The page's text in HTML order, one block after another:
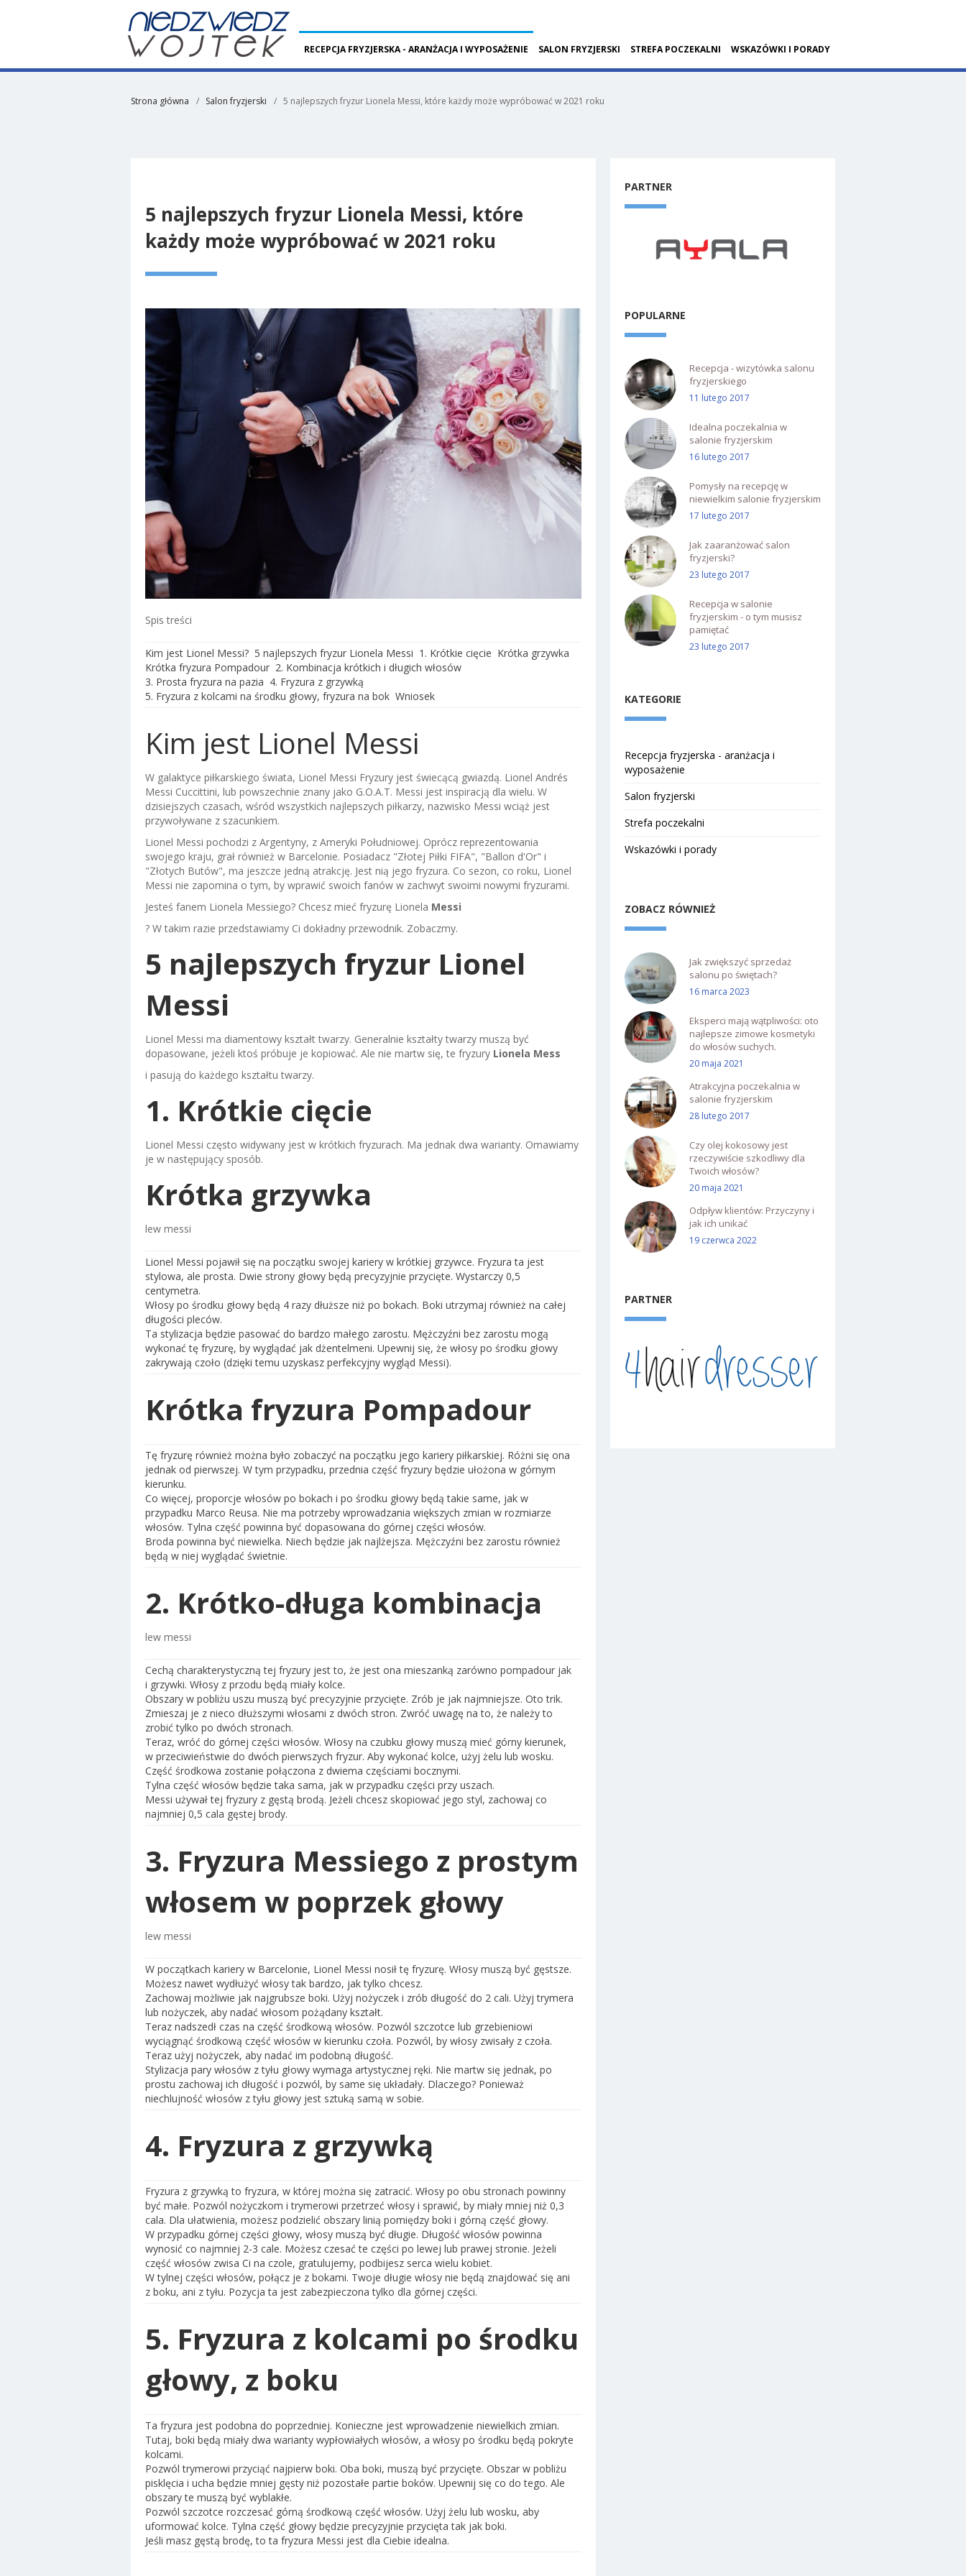
RECEPCJA FRYZJERSKA - ARANŻACJA I WYPOSAŻENIE SALON FRYZJERSKI STREFA POCZEKALNI WSKAZÓWKI I PORADY
Strona główna Salon fryzjerski 5 najlepszych fryzur Lionela Messi, które każdy może wypróbować w 2021 roku
5 najlepszych fryzur Lionela Messi, które
każdy może wypróbować w 2021 roku
Spis treści
Kim jest Lionel Messi? 5 najlepszych fryzur Lionela Messi 1. Krótkie cięcie Krótka grzywka
Krótka fryzura Pompadour 2. Kombinacja krótkich i długich włosów
3. Prosta fryzura na pazia 4. Fryzura z grzywką
5. Fryzura z kolcami na środku głowy, fryzura na bok Wniosek
Kim jest Lionel Messi
W galaktyce piłkarskiego świata, Lionel Messi Fryzury jest świecącą gwiazdą. Lionel Andrés
Messi Cuccittini, lub powszechnie znany jako G.O.A.T. Messi jest inspiracją dla wielu. W
dzisiejszych czasach, wśród wszystkich najlepszych piłkarzy, nazwisko Messi wciąż jest
przywoływane z szacunkiem.
Lionel Messi pochodzi z Argentyny, z Ameryki Południowej. Oprócz reprezentowania
swojego kraju, grał również w Barcelonie. Posiadacz "Złotej Piłki FIFA", "Ballon d'Or" i
"Złotych Butów", ma jeszcze jedną atrakcję. Jest nią jego fryzura. Co sezon, co roku, Lionel
Messi nie zapomina o tym, by wprawić swoich fanów w zachwyt swoimi nowymi fryzurami.
Jesteś fanem Lionela Messiego? Chcesz mieć fryzurę Lionela Messi
? W takim razie przedstawiamy Ci dokładny przewodnik. Zobaczmy.
5 najlepszych fryzur Lionel
Messi
Lionel Messi ma diamentowy kształt twarzy. Generalnie kształty twarzy muszą być
dopasowane, jeżeli ktoś próbuje je kopiować. Ale nie martw się, te fryzury Lionela Mess
i pasują do każdego kształtu twarzy.
1. Krótkie cięcie
Lionel Messi często widywany jest w krótkich fryzurach. Ma jednak dwa warianty. Omawiamy
je w następujący sposób.
Krótka grzywka
lew messi
Lionel Messi pojawił się na początku swojej kariery w krótkiej grzywce. Fryzura ta jest
stylowa, ale prosta. Dwie strony głowy będą precyzyjnie przycięte. Wystarczy 0,5
centymetra.
Włosy po środku głowy będą 4 razy dłuższe niż po bokach. Boki utrzymaj również na całej
długości pleców.
Ta stylizacja będzie pasować do bardzo małego zarostu. Mężczyźni bez zarostu mogą
wykonać tę fryzurę, by wyglądać jak dżentelmeni. Upewnij się, że włosy po środku głowy
zakrywają czoło (dzięki temu uzyskasz perfekcyjny wygląd Messi).
Krótka fryzura Pompadour
Tę fryzurę również można było zobaczyć na początku jego kariery piłkarskiej. Różni się ona
jednak od pierwszej. W tym przypadku, przednia część fryzury będzie ułożona w górnym
kierunku.
Co więcej, proporcje włosów po bokach i po środku głowy będą takie same, jak w
przypadku Marco Reusa. Nie ma potrzeby wprowadzania większych zmian w rozmiarze
włosów. Tylna część powinna być dopasowana do górnej części włosów.
Broda powinna być niewielka. Niech będzie jak najlżejsza. Mężczyźni bez zarostu również
będą w niej wyglądać świetnie.
2. Krótko-długa kombinacja
lew messi
Cechą charakterystyczną tej fryzury jest to, że jest ona mieszanką zarówno pompadour jak
i grzywki. Włosy z przodu będą miały kolce.
Obszary w pobliżu uszu muszą być precyzyjnie przycięte. Zrób je jak najmniejsze. Oto trik.
Zmieszaj je z nieco dłuższymi włosami z dwóch stron. Zwróć uwagę na to, że należy to
zrobić tylko po dwóch stronach.
Teraz, wróć do górnej części włosów. Włosy na czubku głowy muszą mieć górny kierunek,
w przeciwieństwie do dwóch pierwszych fryzur. Aby wykonać kolce, użyj żelu lub wosku.
Część środkowa zostanie połączona z dwiema częściami bocznymi.
Tylna część włosów będzie taka sama, jak w przypadku części przy uszach.
Messi używał tej fryzury z gęstą brodą. Jeżeli chcesz skopiować jego styl, zachowaj co
najmniej 0,5 cala gęstej brody.
3. Fryzura Messiego z prostym
włosem w poprzek głowy
lew messi
W początkach kariery w Barcelonie, Lionel Messi nosił tę fryzurę. Włosy muszą być gęstsze.
Możesz nawet wydłużyć włosy tak bardzo, jak tylko chcesz.
Zachowaj możliwie jak najgrubsze boki. Użyj nożyczek i zrób długość do 2 cali. Użyj trymera
lub nożyczek, aby nadać włosom pożądany kształt.
Teraz nadszedł czas na część środkową włosów. Pozwól szczotce lub grzebieniowi
wyciągnąć środkową część włosów w kierunku czoła. Pozwól, by włosy zwisały z czoła.
Teraz użyj nożyczek, aby nadać im podobną długość.
Stylizacja pary włosów z tyłu głowy wymaga artystycznej ręki. Nie martw się jednak, po
prostu zachowaj ich długość i pozwól, by same się układały. Dlaczego? Ponieważ
niechlujność włosów z tyłu głowy jest sztuką samą w sobie.
4. Fryzura z grzywką
Fryzura z grzywką to fryzura, w której można się zatracić. Włosy po obu stronach powinny
być małe. Pozwól nożyczkom i trymerowi przetrzeć włosy i sprawić, by miały mniej niż 0,3
cala. Dla ułatwienia, możesz podzielić obszary linią pomiędzy boki i górną część głowy.
W przypadku górnej części głowy, włosy muszą być długie. Długość włosów powinna
wynosić co najmniej 2-3 cale. Możesz czesać te części po lewej lub prawej stronie. Jeżeli
część włosów zwisa Ci na czole, gratulujemy, podbijesz serca wielu kobiet.
W tylnej części włosów, połącz je z bokami. Twoje długie włosy nie będą znajdować się ani
z boku, ani z tyłu. Pozycja ta jest zabezpieczona tylko dla górnej części.
5. Fryzura z kolcami po środku
głowy, z boku
Ta fryzura jest podobna do poprzedniej. Konieczne jest wprowadzenie niewielkich zmian.
Tutaj, boki będą miały dwa warianty wypłowiałych włosów, a włosy po środku będą pokryte
kolcami.
Pozwól trymerowi przyciąć najpierw boki. Oba boki, muszą być przycięte. Obszar w pobliżu
pisklęcia i ucha będzie mniej gęsty niż pozostałe partie boków. Upewnij się co do tego. Ale
obszary te muszą być wyblakłe.
Pozwól szczotce rozczesać górną środkową część włosów. Użyj żelu lub wosku, aby
uformować kolce. Tylna część głowy będzie precyzyjnie przycięta tak jak boki.
Jeśli masz gęstą brodę, to ta fryzura Messi jest dla Ciebie idealna.
PARTNER
POPULARNE
Recepcja - wizytówka salonu
fryzjerskiego
11 lutego 2017
Idealna poczekalnia w
salonie fryzjerskim
16 lutego 2017
Pomysły na recepcję w
niewielkim salonie fryzjerskim
17 lutego 2017
Jak zaaranżować salon
fryzjerski?
23 lutego 2017
Recepcja w salonie
fryzjerskim - o tym musisz
pamiętać
23 lutego 2017
KATEGORIE
Recepcja fryzjerska - aranżacja i
wyposażenie
Salon fryzjerski
Strefa poczekalni
Wskazówki i porady
ZOBACZ RÓWNIEŻ
Jak zwiększyć sprzedaż
salonu po świętach?
16 marca 2023
Eksperci mają wątpliwości: oto
najlepsze zimowe kosmetyki
do włosów suchych.
20 maja 2021
Atrakcyjna poczekalnia w
salonie fryzjerskim
28 lutego 2017
Czy olej kokosowy jest
rzeczywiście szkodliwy dla
Twoich włosów?
20 maja 2021
Odpływ klientów: Przyczyny i
jak ich unikać
19 czerwca 2022
PARTNER